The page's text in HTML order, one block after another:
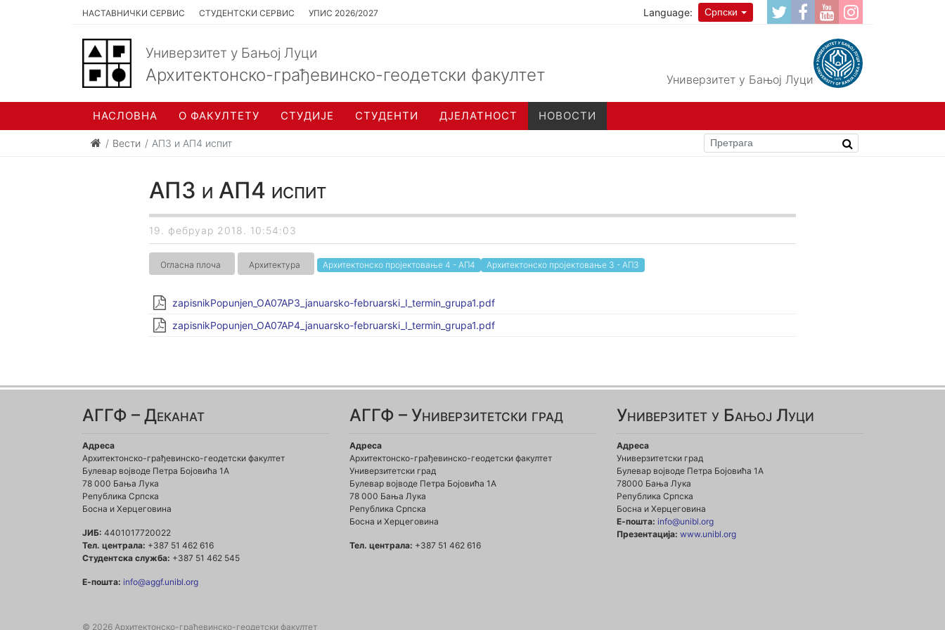
НАСТАВНИЧКИ СЕРВИС СТУДЕНТСКИ СЕРВИС УПИС 2026/2027 Language: Српски
Универзитет у Бањој Луци
Архитектонско-грађевинско-геодетски факултет Универзитет у Бањој Луци
НАСЛОВНА О ФАКУЛТЕТУ СТУДИЈЕ СТУДЕНТИ ДЈЕЛАТНОСТ НОВОСТИ
Вести AП3 и АП4 испит
AП3 и АП4 испит
19. фебруар 2018. 10:54:03
Огласна плоча Архитектура Архитектонско пројектовање 4 - АП4 Архитектонско пројектовање 3 - АП3
zapisnikPopunjen_OA07AP3_januarsko-februarski_I_termin_grupa1.pdf
zapisnikPopunjen_OA07AP4_januarsko-februarski_I_termin_grupa1.pdf
АГГФ – Деканат
Адреса
Архитектонско-грађевинско-геодетски факултет
Булевар војводе Петра Бојовића 1A
78 000 Бања Лука
Република Српска
Босна и Херцеговина
ЈИБ: 4401017720022
Тел. централа: +387 51 462 616
Студентска служба: +387 51 462 545
Е-пошта: info@aggf.unibl.org
АГГФ – Универзитетски град
Адреса
Архитектонско-грађевинско-геодетски факултет
Универзитетски град
Булевар војводе Петра Бојовића 1A
78 000 Бања Лука
Република Српска
Босна и Херцеговина
Тел. централа: +387 51 462 616
Универзитет у Бањој Луци
Адреса
Универзитетски град
Булевар војводе Петра Бојовића 1А
78000 Бања Лука
Република Српска
Босна и Херцеговина
Е-пошта: info@unibl.org
Презентација: www.unibl.org
© 2026 Архитектонско-грађевинско-геодетски факултет